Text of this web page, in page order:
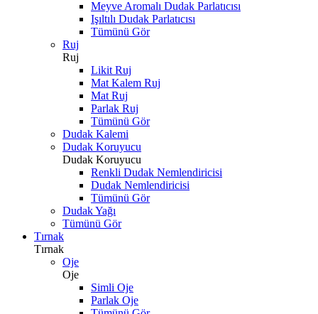
Meyve Aromalı Dudak Parlatıcısı
Işıltılı Dudak Parlatıcısı
Tümünü Gör
Ruj
Ruj
Likit Ruj
Mat Kalem Ruj
Mat Ruj
Parlak Ruj
Tümünü Gör
Dudak Kalemi
Dudak Koruyucu
Dudak Koruyucu
Renkli Dudak Nemlendiricisi
Dudak Nemlendiricisi
Tümünü Gör
Dudak Yağı
Tümünü Gör
Tırnak
Tırnak
Oje
Oje
Simli Oje
Parlak Oje